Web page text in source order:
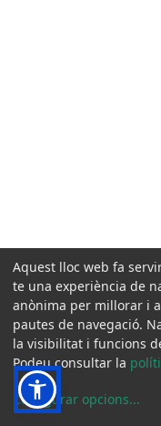
Aquest lloc web fa
te una experiència de
anònima per millorar i
pautes de navegació.
la visibilitat i funcions
Podeu consultar la
Configurar opcions...